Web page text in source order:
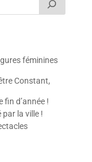
féminines
Constant,
fin d’année !
la ville !